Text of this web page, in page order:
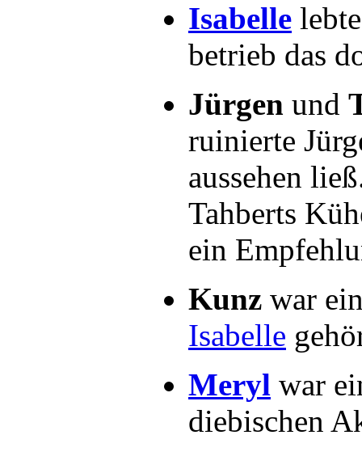
Isabelle
betrieb das
Jürgen und
ruinierte
aussehen
Tahberts
ein
Kunz war
Isabelle
Meryl war
diebischen